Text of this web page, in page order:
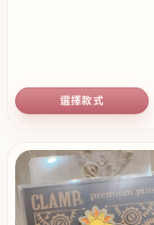
選擇款式